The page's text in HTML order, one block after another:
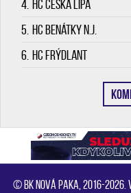
4. HC Česká Lípa
5. HC Benátky n.J.
6. HC Frýdlant
© BK Nová Paka, 2016-